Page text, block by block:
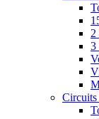
2
3
Circuits